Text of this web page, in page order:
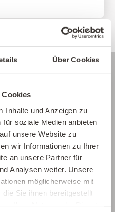
Über Cookies
Cookies
Inhalte und Anzeigen zu
soziale Medien anbieten
unsere Website zu
wir Informationen zu Ihrer
an unsere Partner für
Analysen weiter. Unsere
möglicherweise mit
Sie ihnen bereitgestellt
sich mit der
und ihrer
wirken sich Gebäude,
auf Mensch und
ganzheitlich
und
betrachtet.